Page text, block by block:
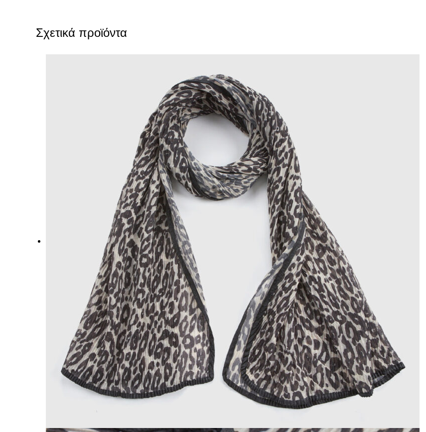
Σχετικά προϊόντα